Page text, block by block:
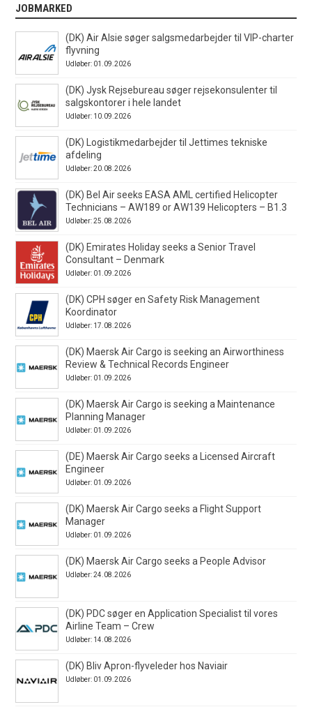
JOBMARKED
(DK) Air Alsie søger salgsmedarbejder til VIP-charter
flyvning
Udløber: 01.09.2026
(DK) Jysk Rejsebureau søger rejsekonsulenter til
salgskontorer i hele landet
Udløber: 10.09.2026
(DK) Logistikmedarbejder til Jettimes tekniske
afdeling
Udløber: 20.08.2026
(DK) Bel Air seeks EASA AML certified Helicopter
Technicians – AW189 or AW139 Helicopters – B1.3
Udløber: 25.08.2026
(DK) Emirates Holiday seeks a Senior Travel
Consultant – Denmark
Udløber: 01.09.2026
(DK) CPH søger en Safety Risk Management
Koordinator
Udløber: 17.08.2026
(DK) Maersk Air Cargo is seeking an Airworthiness
Review & Technical Records Engineer
Udløber: 01.09.2026
(DK) Maersk Air Cargo is seeking a Maintenance
Planning Manager
Udløber: 01.09.2026
(DE) Maersk Air Cargo seeks a Licensed Aircraft
Engineer
Udløber: 01.09.2026
(DK) Maersk Air Cargo seeks a Flight Support
Manager
Udløber: 01.09.2026
(DK) Maersk Air Cargo seeks a People Advisor
Udløber: 24.08.2026
(DK) PDC søger en Application Specialist til vores
Airline Team – Crew
Udløber: 14.08.2026
(DK) Bliv Apron-flyveleder hos Naviair
Udløber: 01.09.2026